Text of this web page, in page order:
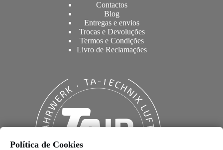
Contactos
Blog
Entregas e envios
Trocas e Devoluções
Termos e Condições
Livro de Reclamações
Política de Cookies